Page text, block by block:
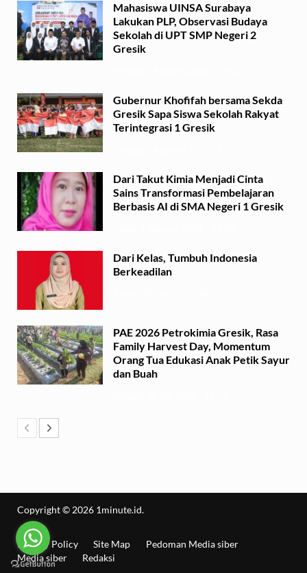
Mahasiswa UINSA Surabaya
Lakukan PLP, Observasi Budaya
Sekolah di UPT SMP Negeri 2
Gresik
Gubernur Khofifah bersama Sekda
Gresik Sapa Siswa Sekolah Rakyat
Terintegrasi 1 Gresik
Dari Takut Kimia Menjadi Cinta
Sains Transformasi Pembelajaran
Berbasis AI di SMA Negeri 1 Gresik
Dari Kelas, Tumbuh Indonesia
Berkeadilan
PAE 2026 Petrokimia Gresik, Rasa
Family Harvest Day, Momentum
Orang Tua Edukasi Anak Petik Sayur
dan Buah
Copyright © 2026 1minute.id.
Privacy Policy Site Map
Pedoman Media siber
Media siber
Redaksi